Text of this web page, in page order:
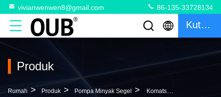
vivianwenwen8@gmail.com 86-135-33728134
Kutipan
Produk
Rumah > Produk > Pompa Minyak Segel > Komatsu Pompa Hidrolik Pompa Utama Seal Kit 708-25-04032 Pompa Excavator Segel Minyak Untuk PC150-5/5C 6D95L-1GG